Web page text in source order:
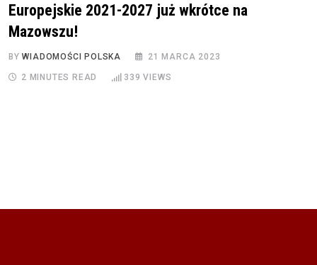
Europejskie 2021-2027 już wkrótce na
Mazowszu!
BYWIADOMOŚCI POLSKA 21 MARCA 2023
2 MINUTES READ 339 VIEWS